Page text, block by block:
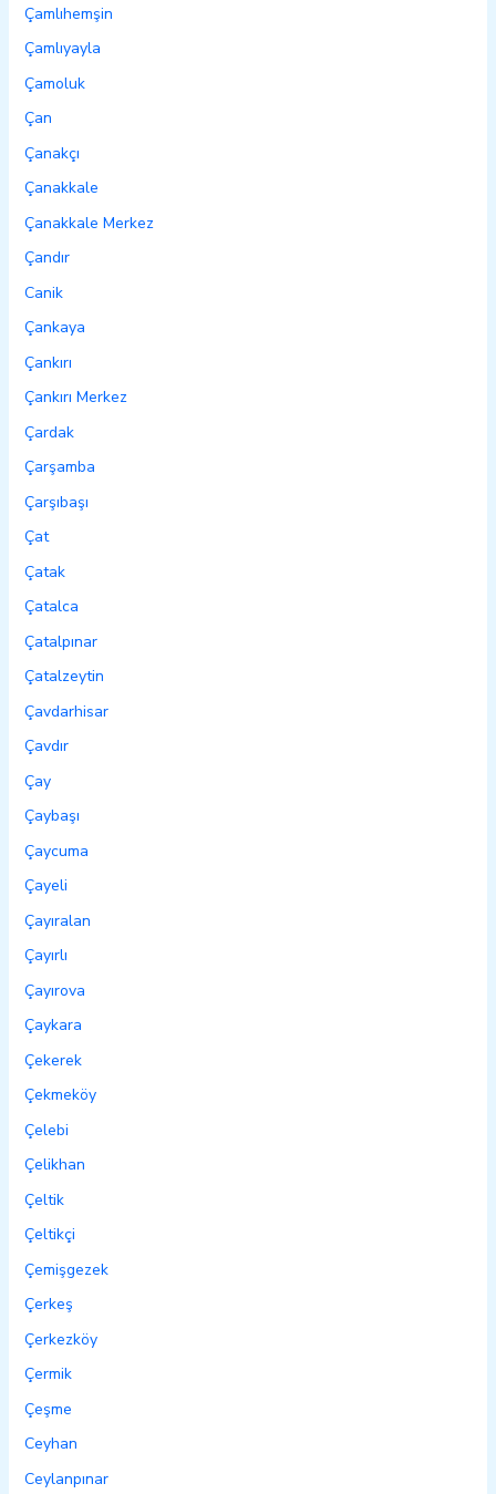
Çamlıhemşin
Çamlıyayla
Çamoluk
Çan
Çanakçı
Çanakkale
Çanakkale Merkez
Çandır
Canik
Çankaya
Çankırı
Çankırı Merkez
Çardak
Çarşamba
Çarşıbaşı
Çat
Çatak
Çatalca
Çatalpınar
Çatalzeytin
Çavdarhisar
Çavdır
Çay
Çaybaşı
Çaycuma
Çayeli
Çayıralan
Çayırlı
Çayırova
Çaykara
Çekerek
Çekmeköy
Çelebi
Çelikhan
Çeltik
Çeltikçi
Çemişgezek
Çerkeş
Çerkezköy
Çermik
Çeşme
Ceyhan
Ceylanpınar